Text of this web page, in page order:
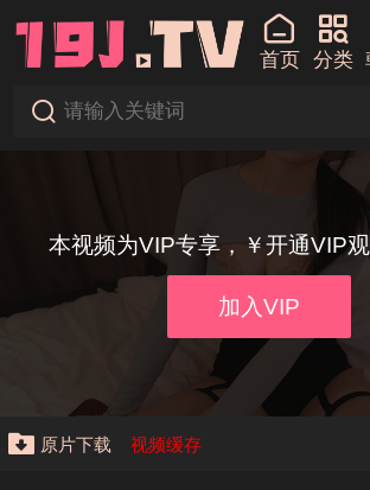
首页 分类
本视频为VIP专享，￥开通VIP观
加入VIP
原片下载 视频缓存